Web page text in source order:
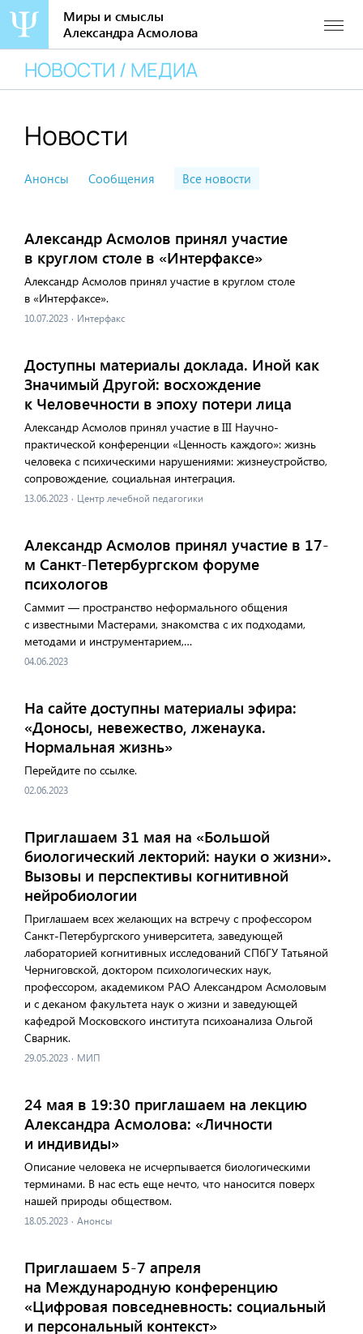
содержанию
Миры и смыслы
Александра Асмолова
НОВОСТИ / МЕДИА
Новости
Анонсы Сообщения Все новости
Александр Асмолов принял участие
в круглом столе в «Интерфаксе»
Александр Асмолов принял участие в круглом столе
в «Интерфаксе».
10.07.2023 · Интерфакс
Доступны материалы доклада. Иной как
Значимый Другой: восхождение
к Человечности в эпоху потери лица
Александр Асмолов принял участие в III Научно-
практической конференции «Ценность каждого»: жизнь
человека с психическими нарушениями: жизнеустройство,
сопровождение, социальная интеграция.
13.06.2023 · Центр лечебной педагогики
Александр Асмолов принял участие в 17-
м Санкт-Петербургском форуме
психологов
Саммит — пространство неформального общения
с известными Мастерами, знакомства с их подходами,
методами и инструментарием,…
04.06.2023
На сайте доступны материалы эфира:
«Доносы, невежество, лженаука.
Нормальная жизнь»
Перейдите по ссылке.
02.06.2023
Приглашаем 31 мая на «Большой
биологический лекторий: науки о жизни».
Вызовы и перспективы когнитивной
нейробиологии
Приглашаем всех желающих на встречу с профессором
Санкт-Петербургского университета, заведующей
лабораторией когнитивных исследований СПбГУ Татьяной
Черниговской, доктором психологических наук,
профессором, академиком РАО Александром Асмоловым
и с деканом факультета наук о жизни и заведующей
кафедрой Московского института психоанализа Ольгой
Сварник.
29.05.2023 · МИП
24 мая в 19:30 приглашаем на лекцию
Александра Асмолова: «Личности
и индивиды»
Описание человека не исчерпывается биологическими
терминами. В нас есть еще нечто, что наносится поверх
нашей природы обществом.
18.05.2023 · Анонсы
Приглашаем 5-7 апреля
на Международную конференцию
«Цифровая повседневность: социальный
и персональный контекст»